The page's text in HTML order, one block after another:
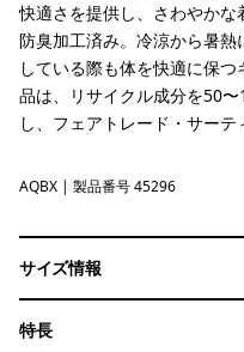
快適さを提供し、さわやかな
防臭加工済み。冷涼から暑
している際も体を快適に保
品は、リサイクル成分を50
し、フェアトレード・サー
Aquatic Blue - Light Aquatic Blue X-Dye
AQBX | 製品番号 45296
サイズ情報
特長